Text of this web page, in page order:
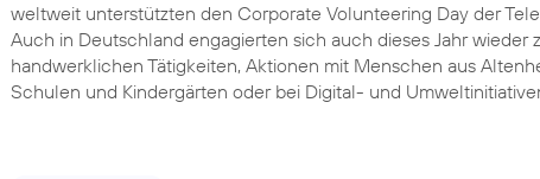
weltweit unterstützten den Corporate Volunteering Day der
Auch in Deutschland engagierten sich auch dieses Jahr wieder
handwerklichen Tätigkeiten, Aktionen mit Menschen aus
Schulen und Kindergärten oder bei Digital- und